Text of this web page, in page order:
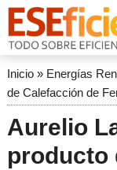
Inicio» Energías
de Calefacción de
Aurelio
producto